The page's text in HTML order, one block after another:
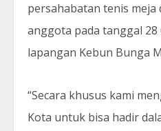
persahabatan tenis meja
anggota pada tanggal 28
lapangan Kebun Bunga
“Secara khusus kami
Kota untuk bisa hadir